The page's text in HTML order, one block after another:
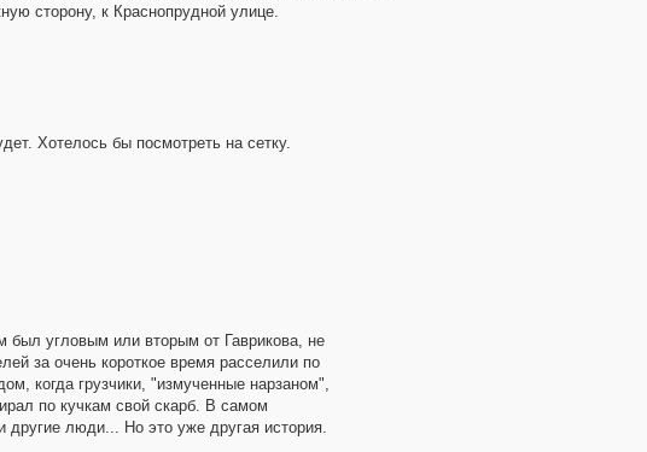
сторону, к Краснопрудной улице.
Хотелось бы посмотреть на сетку.
был угловым или вторым от Гаврикова, не
за очень короткое время расселили по
когда грузчики, "измученные нарзаном",
по кучкам свой скарб. В самом
другие люди... Но это уже другая история.